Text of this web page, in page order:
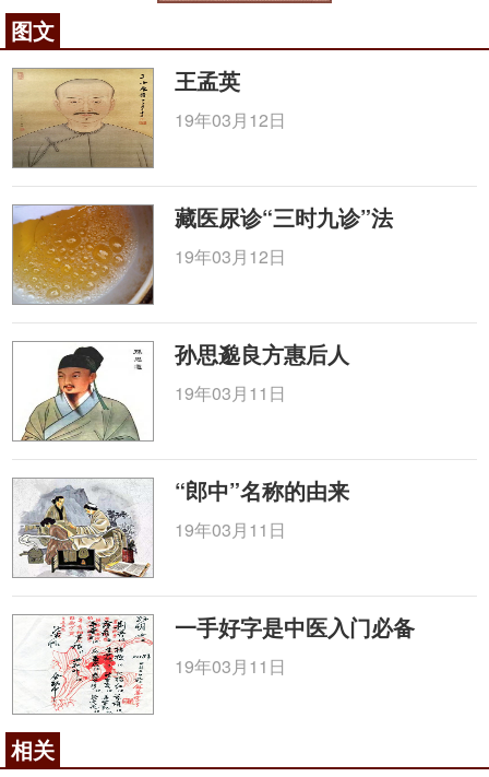
图文
王孟英
19年03月12日
藏医尿诊“三时九诊”法
19年03月12日
孙思邈良方惠后人
19年03月11日
“郎中”名称的由来
19年03月11日
一手好字是中医入门必备
19年03月11日
相关